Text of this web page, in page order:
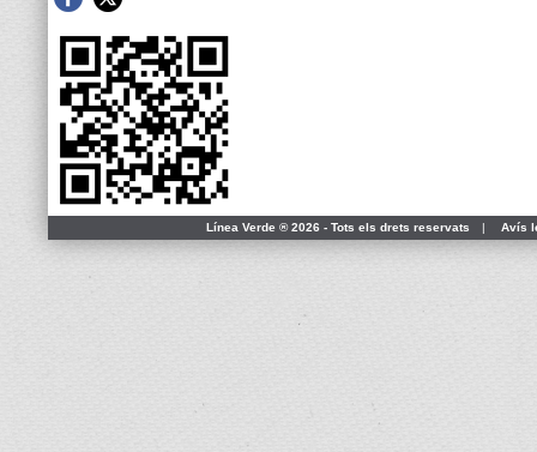
Línea Verde ® 2026 - Tots els drets reservats | Avís